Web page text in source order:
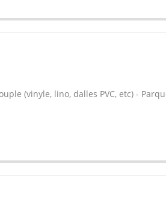
(vinyle, lino, dalles PVC, etc) -